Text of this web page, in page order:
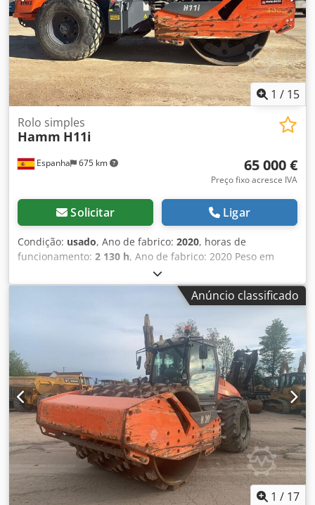
1 / 15
Espanha 675 km
Rolo simples
Hamm H11i
65 000 €
Preço fixo acresce IVA
Solicitar Ligar
Condição: usado, Ano de fabrico: 2020, horas de
funcionamento: 2 130 h, Ano de fabrico: 2020 Peso em
vazio: 11.200 kg Dimensões (C x L x A): 585 x 228 x 296 cm
Chedsxq Ryaepfx Airoa Tipo de motor: Deutz Deutz TCD 4.1
Anúncio classificado
1 / 17